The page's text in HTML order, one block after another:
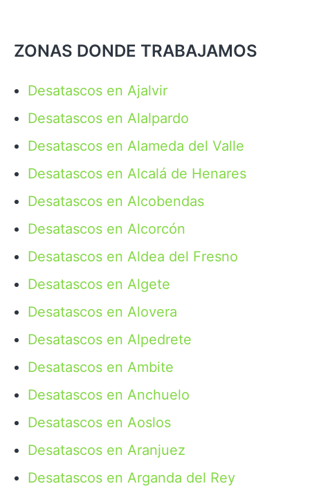
ZONAS DONDE TRABAJAMOS
Desatascos en Ajalvir
Desatascos en Alalpardo
Desatascos en Alameda del Valle
Desatascos en Alcalá de Henares
Desatascos en Alcobendas
Desatascos en Alcorcón
Desatascos en Aldea del Fresno
Desatascos en Algete
Desatascos en Alovera
Desatascos en Alpedrete
Desatascos en Ambite
Desatascos en Anchuelo
Desatascos en Aoslos
Desatascos en Aranjuez
Desatascos en Arganda del Rey